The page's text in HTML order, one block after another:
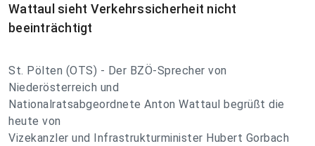
Wattaul sieht Verkehrssicherheit nicht
beeinträchtigt
St. Pölten (OTS) - Der BZÖ-Sprecher von
Niederösterreich und
Nationalratsabgeordnete Anton Wattaul begrüßt die
heute von
Vizekanzler und Infrastrukturminister Hubert Gorbach